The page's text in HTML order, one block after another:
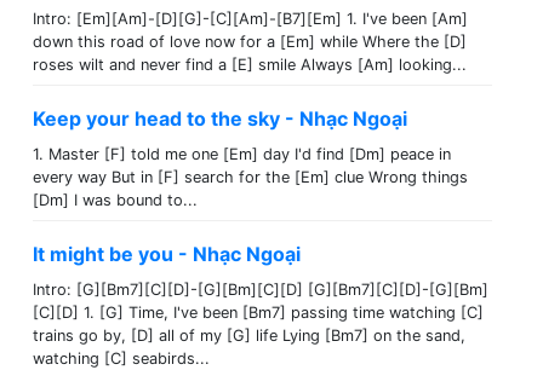
Intro: [Em][Am]-[D][G]-[C][Am]-[B7][Em] 1. I've been [Am]
down this road of love now for a [Em] while Where the [D]
roses wilt and never find a [E] smile Always [Am] looking...
Keep your head to the sky - Nhạc Ngoại
1. Master [F] told me one [Em] day I'd find [Dm] peace in
every way But in [F] search for the [Em] clue Wrong things
[Dm] I was bound to...
It might be you - Nhạc Ngoại
Intro: [G][Bm7][C][D]-[G][Bm][C][D] [G][Bm7][C][D]-[G][Bm]
[C][D] 1. [G] Time, I've been [Bm7] passing time watching [C]
trains go by, [D] all of my [G] life Lying [Bm7] on the sand,
watching [C] seabirds...